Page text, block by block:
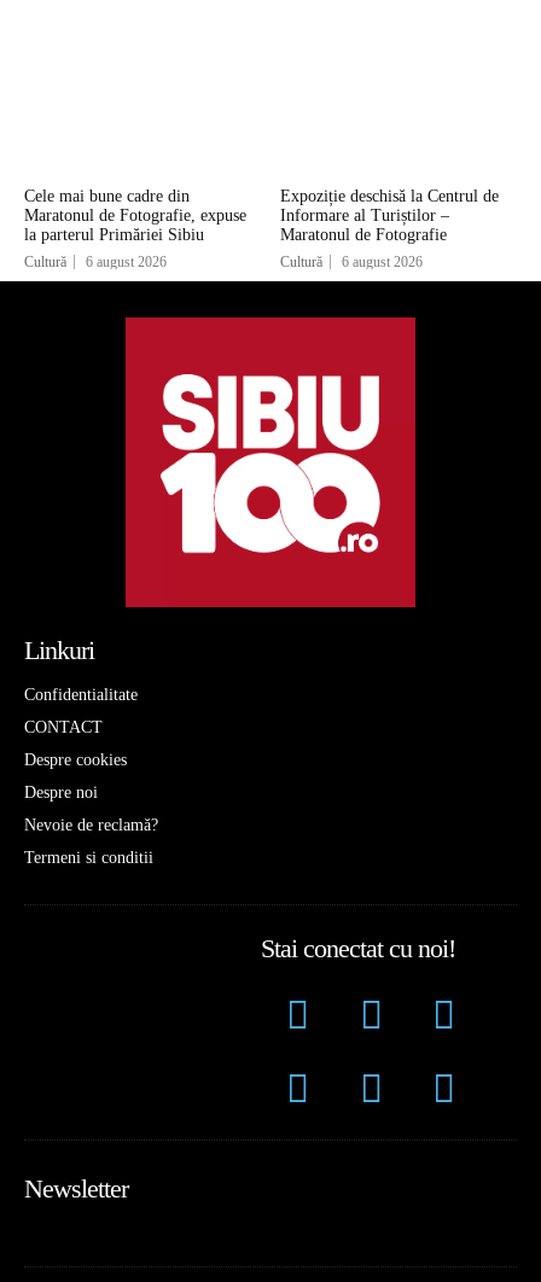
Cele mai bune cadre din
Maratonul de Fotografie, expuse
la parterul Primăriei Sibiu
Cultură 6 august 2026
Expoziție deschisă la Centrul de
Informare al Turiștilor –
Maratonul de Fotografie
Cultură 6 august 2026
Linkuri
Confidentialitate
CONTACT
Despre cookies
Despre noi
Nevoie de reclamă?
Termeni si conditii
Stai conectat cu noi!
Newsletter